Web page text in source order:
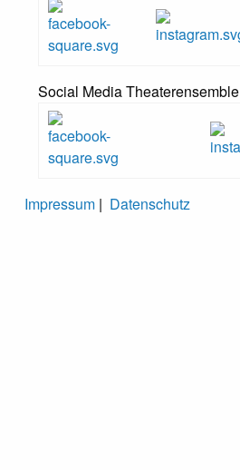
Social Media Theaterensemble
Impressum | Datenschutz